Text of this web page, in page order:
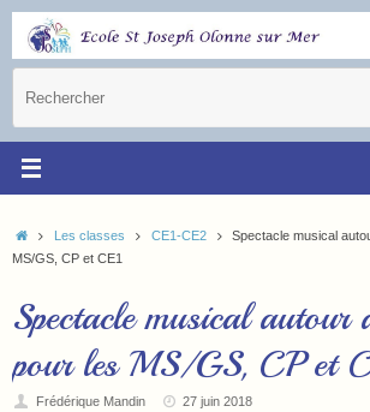
Les classes CE1-CE2
Spectacle musical
MS/GS, CP et CE1
Spectacle musical autour
pour les MS/GS, CP et
Frédérique Mandin 27 juin 2018